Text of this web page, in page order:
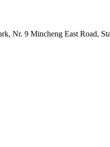
Nr. 9 Mincheng East Road,